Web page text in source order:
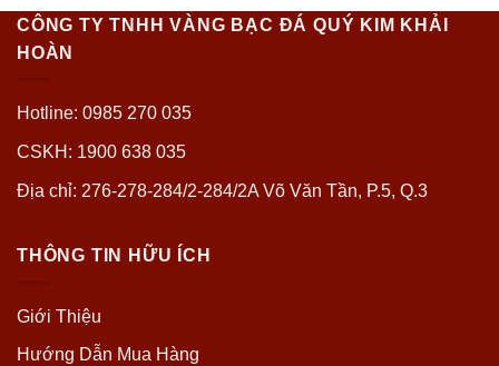
CÔNG TY TNHH VÀNG BẠC ĐÁ QUÝ KIM KHẢI
HOÀN
Hotline: 0985 270 035
CSKH: 1900 638 035
Địa chỉ: 276-278-284/2-284/2A Võ Văn Tần, P.5, Q.3
THÔNG TIN HỮU ÍCH
Giới Thiệu
Hướng Dẫn Mua Hàng